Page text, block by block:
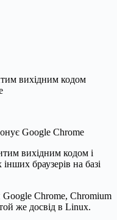
вихідним кодом
Google Chrome
вихідним кодом і
браузерів на базі
Chrome, Chromium
же досвід в Linux.